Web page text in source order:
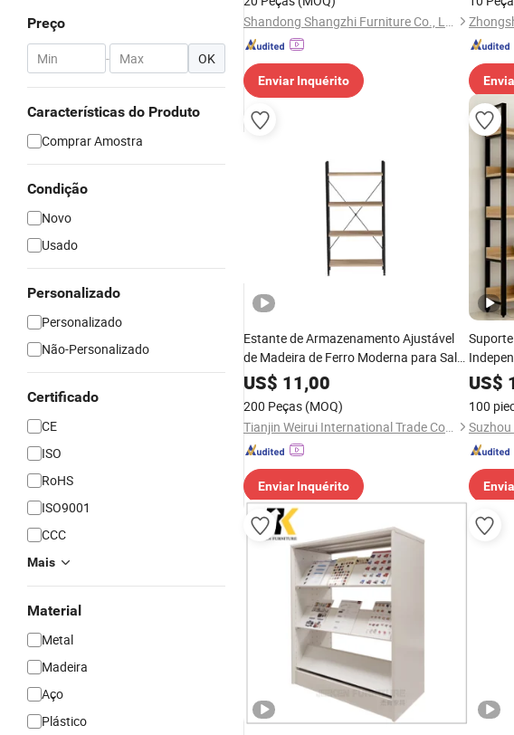
Preço
- OK
Características do Produto
Comprar Amostra
Condição
Novo
Usado
Personalizado
Personalizado
Não-Personalizado
Certificado
CE
ISO
RoHS
ISO9001
CCC
Mais
Material
Metal
Madeira
Aço
Plástico
Shandong Shangzhi Furniture Co., Ltd.
Enviar Inquérito
Estante de Armazenamento Ajustável
de Madeira de Ferro Moderna para Sala
de Estar com Painel Traseiro, Suporte de
Exibição, Estante de Pé e Montada na
Parede
US$ 11,00
200 Peças (MOQ)
Tianjin Weirui International Trade Co., Ltd.
Enviar Inquérito
Livros
Casa
US$
100